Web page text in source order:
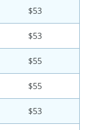
$53
$53
$55
$55
$53